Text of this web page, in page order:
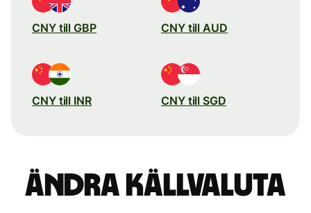
CNY till GBP CNY till AUD
CNY till INR CNY till SGD
Ändra källvaluta